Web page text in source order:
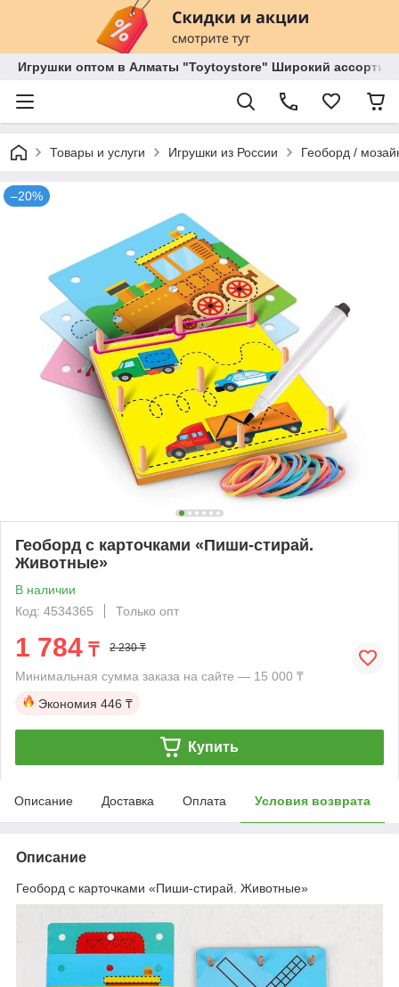
Игрушки оптом в Алматы "Toytoystore" Широкий
Товары и услуги Игрушки из России Геоборд /
–20%
Геоборд с карточками «Пиши-стирай.
Животные»
В наличии
Код: 4534365
Только опт
1 784 ₸ 2 230 ₸
Минимальная сумма заказа на сайте — 15 000 ₸
Экономия 446 ₸
Купить
Описание Доставка Оплата Условия возврата
Описание
Геоборд с карточками «Пиши-стирай. Животные»